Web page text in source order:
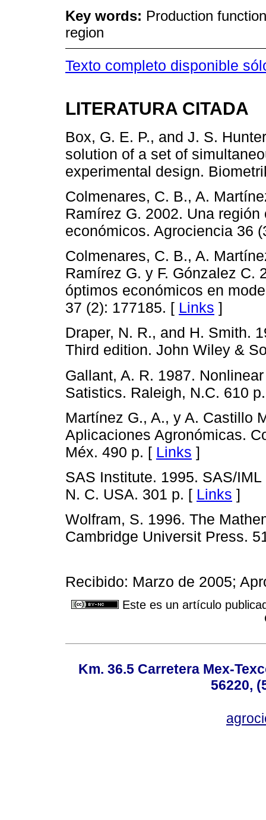
Key words: Production
region
Texto completo disponible
LITERATURA CITADA
Box, G. E. P., and J. S.
solution of a set of
experimental design.
Colmenares, C. B., A.
Ramírez G. 2002. Una
económicos. Agrociencia 36
Colmenares, C. B., A.
Ramírez G. y F. Gónzalez C.
óptimos económicos en
37 (2): 177185. [ Links ]
Draper, N. R., and H. Smith.
Third edition. John Wiley &
Gallant, A. R. 1987.
Satistics. Raleigh, N.C. 610
Martínez G., A., y A. Castillo
Aplicaciones Agronómicas.
Méx. 490 p. [ Links ]
SAS Institute. 1995. SAS/
N. C. USA. 301 p. [ Links ]
Wolfram, S. 1996. The
Cambridge Universit Press.
Recibido: Marzo de 2005;
Este es un artículo
Km. 36.5 Carretera Mex-
56220,